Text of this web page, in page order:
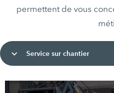
permettent de vous
Service sur chantier